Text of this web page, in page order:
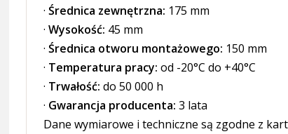
·Średnica zewnętrzna: 175 mm
·Wysokość: 45 mm
·Średnica otworu montażowego: 150 mm
· Temperatura pracy: od -20°C do +40°C
· Trwałość: do 50 000 h
· Gwarancja producenta: 3 lata
Dane wymiarowe i techniczne są zgodne z